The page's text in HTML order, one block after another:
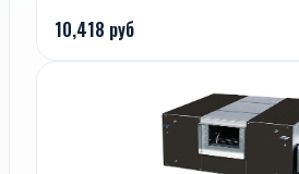
10,418 руб